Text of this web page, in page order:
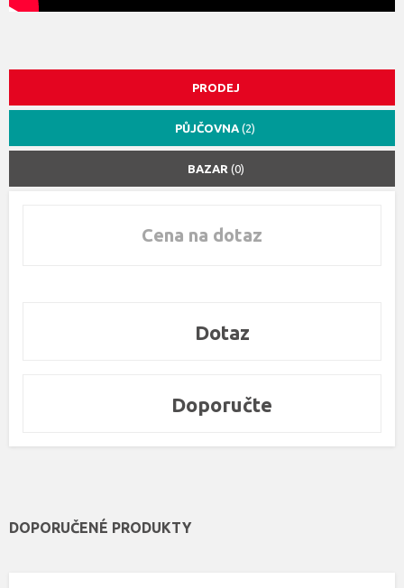
PRODEJ
PŮJČOVNA (2)
BAZAR (0)
Cena na dotaz
Dotaz
Doporučte
DOPORUČENÉ PRODUKTY